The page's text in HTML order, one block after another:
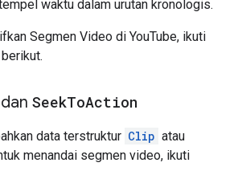
waktu dalam urutan kronologis.
Segmen Video di YouTube, ikuti
berikut.
dan SeekToAction
data terstruktur Clip atau
menandai segmen video, ikuti